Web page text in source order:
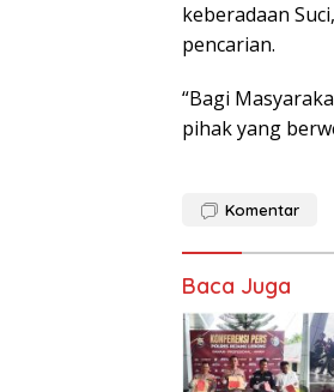
keberadaan
pencarian.
“Bagi
pihak yang
Komentar
Baca Juga